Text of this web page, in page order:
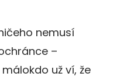
nemusí
–
už ví, že